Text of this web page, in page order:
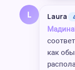
L Laura
как